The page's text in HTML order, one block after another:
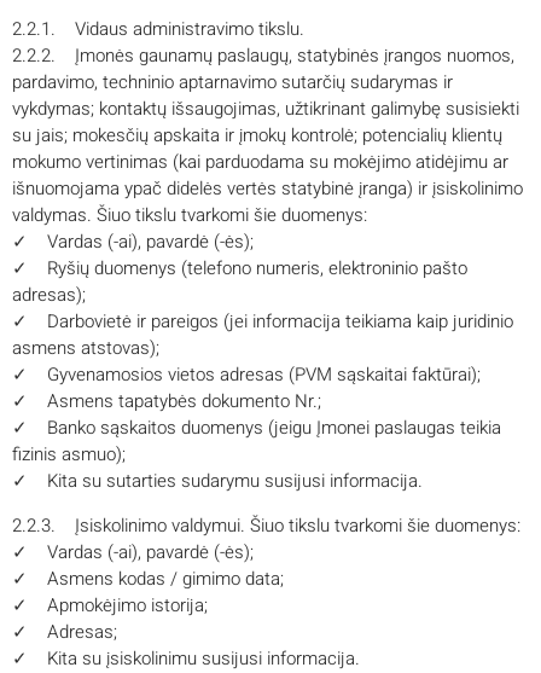
2.2.1. Vidaus administravimo tikslu.
2.2.2. Įmonės gaunamų paslaugų, statybinės įrangos nuomos,
pardavimo, techninio aptarnavimo sutarčių sudarymas ir
vykdymas; kontaktų išsaugojimas, užtikrinant galimybę susisiekti
su jais; mokesčių apskaita ir įmokų kontrolė; potencialių klientų
mokumo vertinimas (kai parduodama su mokėjimo atidėjimu ar
išnuomojama ypač didelės vertės statybinė įranga) ir įsiskolinimo
valdymas. Šiuo tikslu tvarkomi šie duomenys:
✓
Vardas (-ai), pavardė (-ės);
✓
Ryšių duomenys (telefono numeris, elektroninio pašto
adresas);
✓
Darbovietė ir pareigos (jei informacija teikiama kaip juridinio
asmens atstovas);
✓
Gyvenamosios vietos adresas (PVM sąskaitai faktūrai);
✓
Asmens tapatybės dokumento Nr.;
✓
Banko sąskaitos duomenys (jeigu Įmonei paslaugas teikia
fizinis asmuo);
✓
Kita su sutarties sudarymu susijusi informacija.
2.2.3. Įsiskolinimo valdymui. Šiuo tikslu tvarkomi šie duomenys:
✓
Vardas (-ai), pavardė (-ės);
✓
Asmens kodas / gimimo data;
✓
Apmokėjimo istorija;
✓
Adresas;
✓
Kita su įsiskolinimu susijusi informacija.